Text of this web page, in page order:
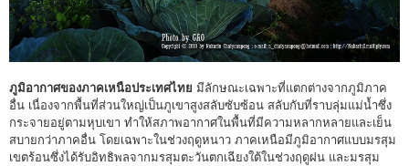
ภูมิอากาศของภาคเหนือประเทศไทย มีลักษณะเฉพาะที่แตกต่างจากภูมิภาค
อื่น เนื่องจากพื้นที่ส่วนใหญ่เป็นภูเขาสูงสลับซับซ้อน สลับกับที่ราบลุ่มแม่น้ำซึ่ง
กระจายอยู่ตามหุบเขา ทำให้สภาพอากาศในพื้นที่มีความหลากหลายและเย็น
สบายกว่าภาคอื่น โดยเฉพาะในช่วงฤดูหนาว ภาคเหนือมีภูมิอากาศแบบมรสุม
เขตร้อนซึ่งได้รับอิทธิพลจากมรสุมตะวันตกเฉียงใต้ในช่วงฤดูฝน และมรสุม